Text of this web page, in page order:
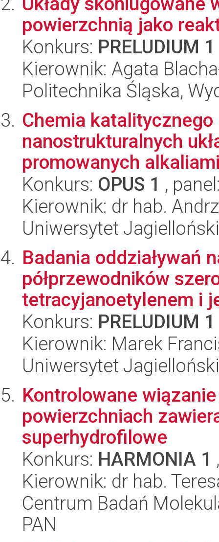
powierzchnią jako
Konkurs: PRELUDIUM 1
Kierownik: Agata
Politechnika Śląska,
Chemia
nanostrukturalnych
promowanych
Konkurs: OPUS 1 ,
Kierownik: dr hab.
Uniwersytet
Badania oddziaływań
półprzewodników
tetracyjanoetylenem i
Konkurs: PRELUDIUM 1
Kierownik: Marek
Uniwersytet
Kontrolowane
powierzchniach
superhydrofilowe
Konkurs: HARMONIA 1
Kierownik: dr hab.
Centrum Badań
PAN